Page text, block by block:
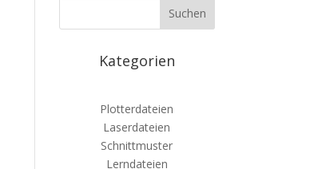
Kategorien
Plotterdateien
Laserdateien
Schnittmuster
Lerndateien